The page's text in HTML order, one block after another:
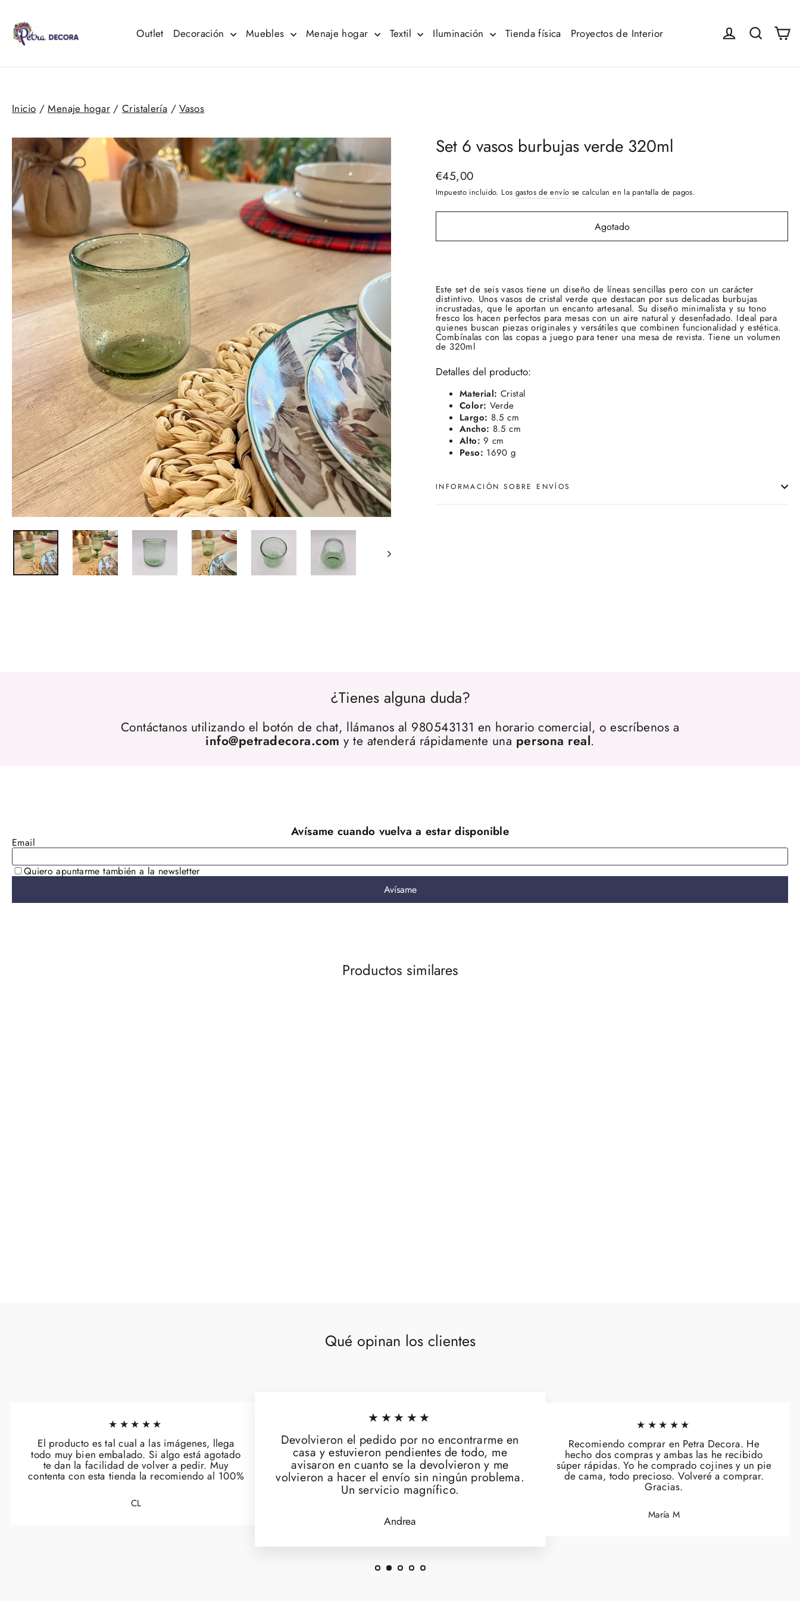
contenido Outlet Decoración Muebles Menaje hogar Textil Iluminación Tienda física Proyectos de Interior Iniciar sesión
Buscar
Inicio / Menaje hogar / Cristalería / Vasos
Set 6 vasos burbujas verde 320ml
Precio
habitual
€45,00
Impuesto incluido. Los gastos de envío se calculan en la pantalla de pagos.
Agotado
Este set de seis vasos tiene un diseño de líneas sencillas pero con un carácter
distintivo. Unos vasos de cristal verde que destacan por sus delicadas burbujas
incrustadas, que le aportan un encanto artesanal. Su diseño minimalista y su tono
fresco los hacen perfectos para mesas con un aire natural y desenfadado. Ideal para
quienes buscan piezas originales y versátiles que combinen funcionalidad y estética.
Combínalas con las copas a juego para tener una mesa de revista. Tiene un volumen
de 320ml
Detalles del producto:
Material: Cristal
Color: Verde
Largo: 8.5 cm
Ancho: 8.5 cm
Alto: 9 cm
Peso: 1690 g
INFORMACIÓN SOBRE ENVÍOS
¿Tienes alguna duda?
Contáctanos utilizando el botón de chat, llámanos al 980543131 en horario comercial, o escríbenos a
info@petradecora.com y te atenderá rápidamente una persona real.
Productos similares
Qué opinan los clientes
★★★★★
El producto es tal cual a las imágenes, llega
todo muy bien embalado. Si algo está agotado
te dan la facilidad de volver a pedir. Muy
contenta con esta tienda la recomiendo al 100%
CL
★★★★★
Devolvieron el pedido por no encontrarme en
casa y estuvieron pendientes de todo, me
avisaron en cuanto se la devolvieron y me
volvieron a hacer el envío sin ningún problema.
Un servicio magnífico.
Andrea
★★★★★
Recomiendo comprar en Petra Decora. He
hecho dos compras y ambas las he recibido
súper rápidas. Yo he comprado cojines y un pie
de cama, todo precioso. Volveré a comprar.
Gracias.
María M